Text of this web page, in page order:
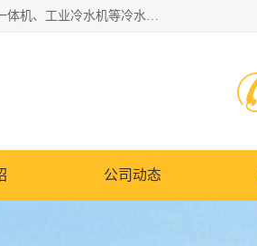
南京康嘉温控设备有限公司是一家工业冷水机厂家，主营产品：低温冷水机、防爆冷水机、工业冷热一体机、工业冷水机等冷水机，公司依托南京工业大学的技术，汇集众多业内技术，不断管理模式，使得我们的产品始终处于国内成员之一水平，在业界享有很高赞誉，是欧洲、北美、中东、东南亚等多个国家和地区。
公司动态